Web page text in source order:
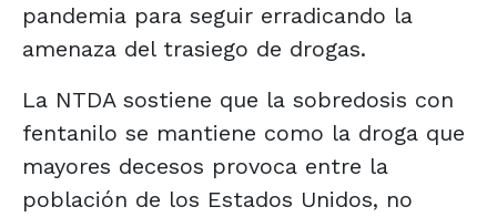
pandemia para seguir erradicando la
amenaza del trasiego de drogas.
La NTDA sostiene que la sobredosis con
fentanilo se mantiene como la droga que
mayores decesos provoca entre la
población de los Estados Unidos, no